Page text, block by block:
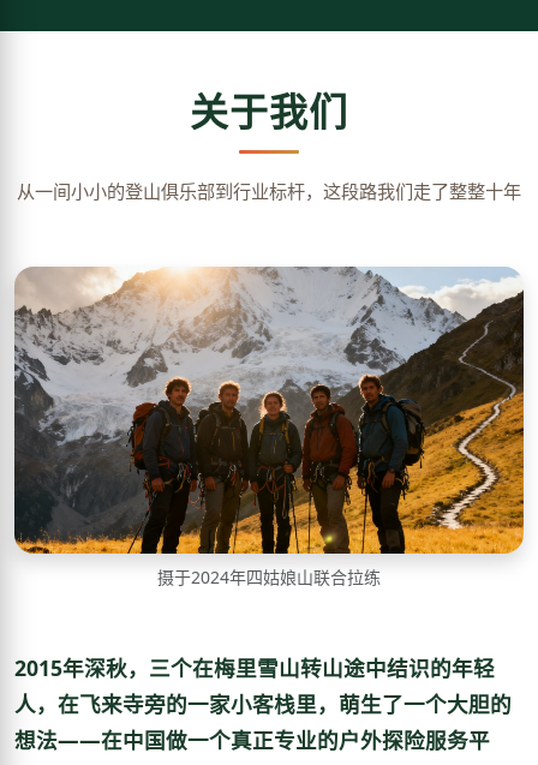
关于我们
从一间小小的登山俱乐部到行业标杆，这段路我们走了整整十年
摄于2024年四姑娘山联合拉练
2015年深秋，三个在梅里雪山转山途中结识的年轻
人，在飞来寺旁的一家小客栈里，萌生了一个大胆的
想法——在中国做一个真正专业的户外探险服务平